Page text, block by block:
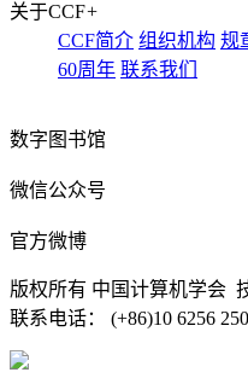
关于CCF+
CCF简介 组织机构 规
60周年 联系我们
数字图书馆
微信公众号
官方微博
版权所有 中国计算机学会
联系电话： (+86)10 6256